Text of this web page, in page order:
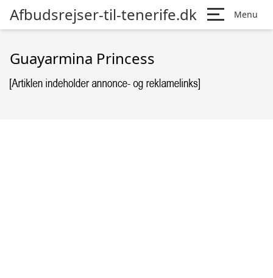
Afbudsrejser-til-tenerife.dk Menu
Guayarmina Princess